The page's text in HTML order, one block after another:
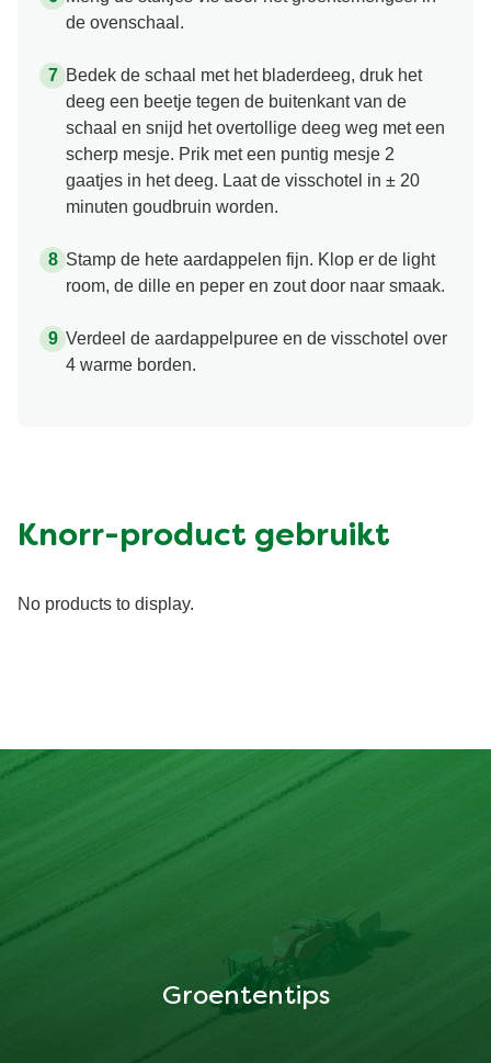
de ovenschaal.
Bedek de schaal met het bladerdeeg, druk het
deeg een beetje tegen de buitenkant van de
schaal en snijd het overtollige deeg weg met een
scherp mesje. Prik met een puntig mesje 2
gaatjes in het deeg. Laat de visschotel in ± 20
minuten goudbruin worden.
Stamp de hete aardappelen fijn. Klop er de light
room, de dille en peper en zout door naar smaak.
Verdeel de aardappelpuree en de visschotel over
4 warme borden.
Knorr-product gebruikt
No products to display.
Groententips